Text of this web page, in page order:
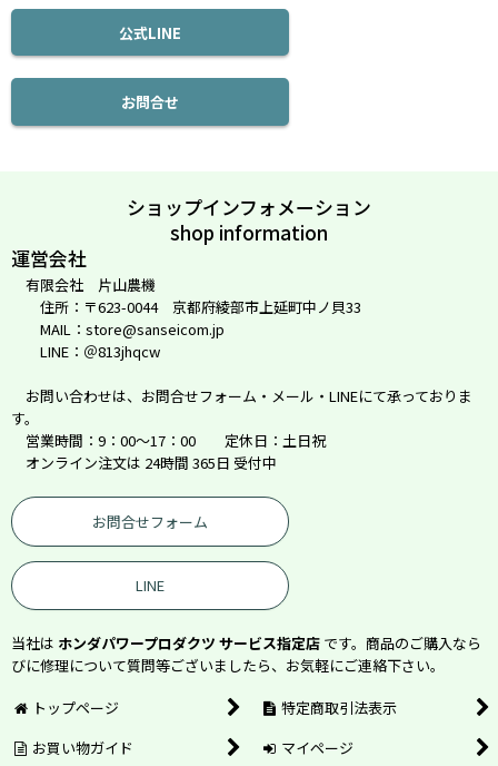
公式LINE
お問合せ
ショップインフォメーション
shop information
運営会社
有限会社 片山農機
住所：〒623-0044 京都府綾部市上延町中ノ貝33
MAIL：store@sanseicom.jp
LINE：＠813jhqcw
お問い合わせは、お問合せフォーム・メール・LINEにて承っておりま
す。
営業時間：9：00～17：00 定休日：土日祝
オンライン注文は 24時間 365日 受付中
お問合せフォーム
LINE
当社は ホンダパワープロダクツ サービス指定店 です。商品のご購入なら
びに修理について質問等ございましたら、お気軽にご連絡下さい。
トップページ
特定商取引法表示
お買い物ガイド
マイページ